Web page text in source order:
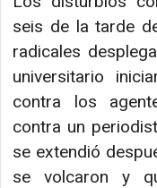
seis de la tarde
radicales
universitario
contra los
contra un
se extendió
se volcaron y